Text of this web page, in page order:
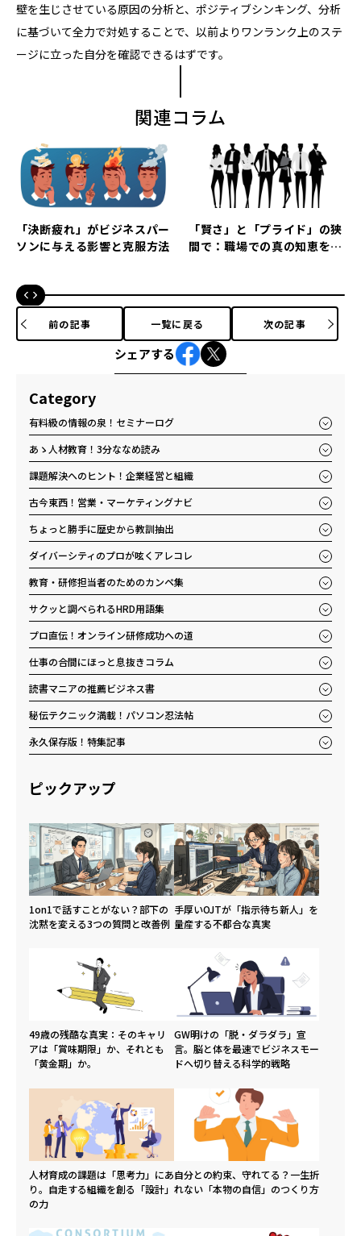
壁を生じさせている原因の分析と、ポジティブシンキング、分析
に基づいて全力で対処することで、以前よりワンランク上のステ
ージに立った自分を確認できるはずです。
Category
有料級の情報の泉！セミナーログ
あゝ人材教育！3分ななめ読み
課題解決へのヒント！企業経営と組織
古今東西！営業・マーケティングナビ
ちょっと勝手に歴史から教訓抽出
ダイバーシティのプロが呟くアレコレ
教育・研修担当者のためのカンペ集
サクッと調べられるHRD用語集
プロ直伝！オンライン研修成功への道
仕事の合間にほっと息抜きコラム
読書マニアの推薦ビジネス書
秘伝テクニック満載！パソコン忍法帖
永久保存版！特集記事
ピックアップ
1on1で話すことがない？部下の
沈黙を変える3つの質問と改善例
手厚いOJTが「指示待ち新人」を
量産する不都合な真実
49歳の残酷な真実：そのキャリ
アは「賞味期限」か、それとも
「黄金期」か。
GW明けの「脱・ダラダラ」宣
言。脳と体を最速でビジネスモー
ドへ切り替える科学的戦略
人材育成の課題は「思考力」にあ
り。自走する組織を創る「設計」
の力
自分との約束、守れてる？一生折
れない「本物の自信」のつくり方
関連コラム
「決断疲れ」がビジネスパー
ソンに与える影響と克服方法
「賢さ」と「プライド」の狭
間で：職場での真の知恵を見
前の記事 一覧に戻る 次の記事
シェアする